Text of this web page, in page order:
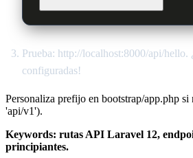
Prueba: http://localhost:8000/api/hello.
configuradas!
Personaliza prefijo en bootstrap/app.php si
'api/v1').
Keywords: rutas API Laravel 12,
principiantes.